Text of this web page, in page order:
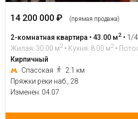
14 200 000 ₽ (прямая продажа)
2-комнатная квартира • 43.00 м2 • 1/
Жилая: 30.00 м2 • Кухня: 8.00 м2 •
Кирпичный
Спасская
2.1 км
Пряжки реки наб., 28
Изменен: 04.07